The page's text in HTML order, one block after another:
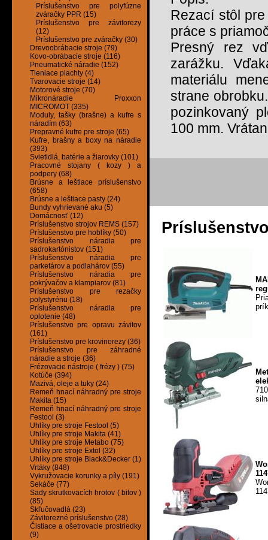
Príslušenstvo pre polyfúzne
zváračky PPR (15)
Príslušenstvo pre závitorezy
(12)
Príslušenstvo pre zváračky (30)
Drevoobrábacie stroje (79)
Kovo-obrábacie stroje (116)
Pneumatické náradie (152)
Tieniace plachty (4)
Tvarovacie stroje (14)
Motorové stroje (70)
Mikronáradie Proxxon
MICROMOT (335)
Moduly, tašky (brašne) a kufre s
náradím (63)
Prepravné kufre pre stroje (65)
Kufre, brašny a boxy na náradie
(393)
Svietidlá, batérie a žiarovky (101)
Pracovné stojany ( kozy ) a
podpery (68)
Brúsne a leštiace príslušenstvo
(658)
Brúsne a leštiace pasty (24)
Bundy vyhrievané aku (5)
Domácnosť (12)
Príslušenstvo strojov REMS (157)
Príslušenstvo pre hoblíky (50)
Príslušenstvo náradia pre
sadrokartónistov (151)
Príslušenstvo náradia pre
parketárov a podlahárov (55)
Príslušenstvo náradia pre
pokrývačov a klampiarov (81)
Príslušenstvo pre rezačky
polystyrénu (18)
Príslušenstvo náradia pre
oplotenie (48)
Príslušenstvo pre opravu závitov
(161)
Príslušenstvo pre krovinorezy (36)
Príslušenstvo pre záhradné
náradie a stroje (36)
Frézovacie nástroje ( frézy ) (75)
Kotúče (394)
Mazivá, oleje a tuky (24)
Remeň hnací náhradný pre stroje
Makita (15)
Remeň hnací náhradný pre stroje
Festool (3)
Uhlíky pre stroje Festool (5)
Uhlíky pre stroje Makita (41)
Uhlíky pre stroje Metabo (75)
Uhlíky pre stroje Extol (32)
Uhlíky pre stroje Black&Decker (1)
Vrtáky (848)
Vykružovacie korunky a píly (191)
Sekáče (77)
Sady skrutkovacích hrotov ( bitov )
(85)
Skľučovadlá (23)
Závitorezné príslušenstvo (28)
Čistiace a ošetrovacie prostriedky
(9)
Rezací stôl
práce s
Presný rez
zarážku.
materiálu
strane
pozinkovaný
100 mm.